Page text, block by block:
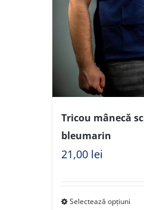
Tricou mânecă
bleumarin
21,00 lei
Selectează opțiuni